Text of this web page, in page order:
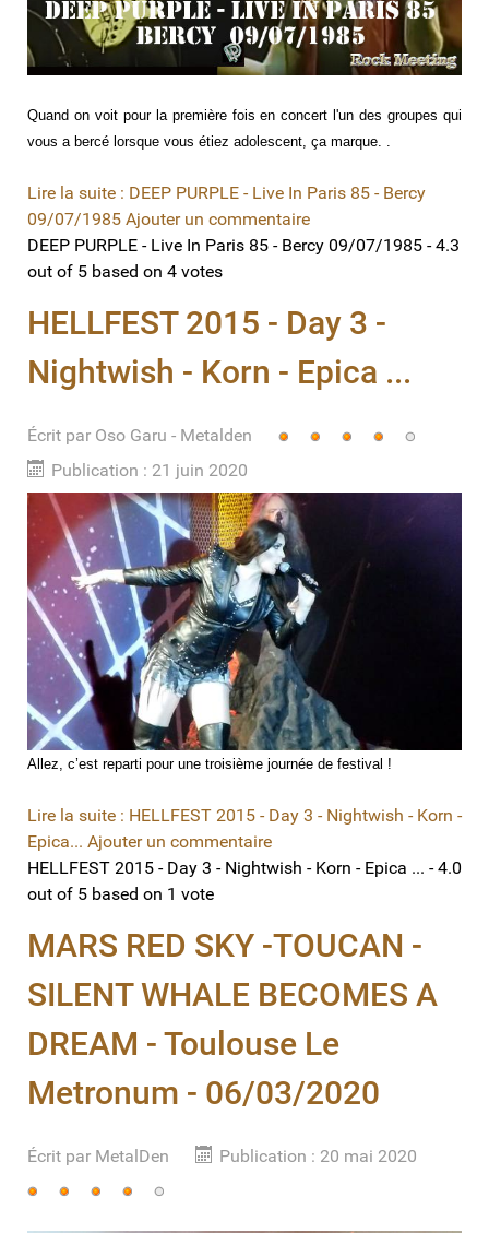
Quand on voit pour la première fois en concert l'un des groupes qui
vous a bercé lorsque vous étiez adolescent, ça marque. .
Lire la suite : DEEP PURPLE - Live In Paris 85 - Bercy
09/07/1985 Ajouter un commentaire
DEEP PURPLE - Live In Paris 85 - Bercy 09/07/1985 -4.3
out of 5 based on 4 votes
HELLFEST 2015 - Day 3 -
Nightwish - Korn - Epica ...
Écrit par Oso Garu - Metalden
Publication : 21 juin 2020
Vote
utilisateur:4
Allez, c’est reparti pour une troisième journée de festival !
Lire la suite : HELLFEST 2015 - Day 3 - Nightwish - Korn -
Epica... Ajouter un commentaire
HELLFEST 2015 - Day 3 - Nightwish - Korn - Epica ... -4.0
out of 5 based on 1 vote
MARS RED SKY -TOUCAN -
SILENT WHALE BECOMES A
DREAM - Toulouse Le
Metronum - 06/03/2020
Écrit par MetalDen
Publication : 20 mai 2020
Vote